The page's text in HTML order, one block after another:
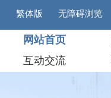
繁体版 无障碍浏览
网站首页
互动交流